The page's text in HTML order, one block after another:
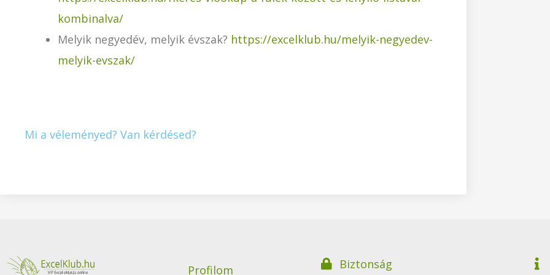
kombinalva/
Melyik negyedév, melyik évszak? https://excelklub.hu/melyik-negyedev-
melyik-evszak/
Ez a tartalom blokkolva van, amíg el nem fogadod a szükséges sütiket.
Mi a véleményed? Van kérdésed?
Profilom Biztonság